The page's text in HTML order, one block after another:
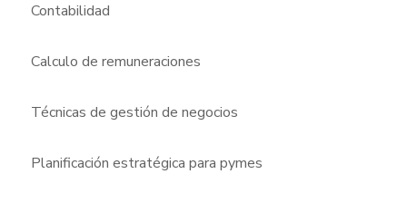
Contabilidad
Calculo de remuneraciones
Técnicas de gestión de negocios
Planificación estratégica para pymes